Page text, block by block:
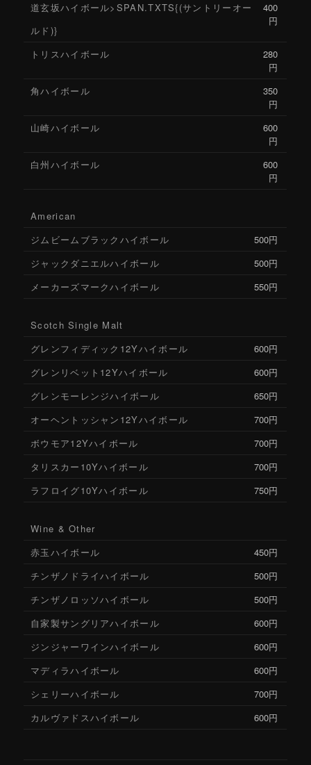
へ
移
動
道玄坂ハイボール>SPAN.TXTS{(サントリーオー
ルド)}
400
円
トリスハイボール
280
円
角ハイボール
350
円
山崎ハイボール
600
円
白州ハイボール
600
円
American
ジムビームブラックハイボール
500円
ジャックダニエルハイボール
500円
メーカーズマークハイボール
550円
Scotch Single Malt
グレンフィディック12Yハイボール
600円
グレンリベット12Yハイボール
600円
グレンモーレンジハイボール
650円
オーヘントッシャン12Yハイボール
700円
ボウモア12Yハイボール
700円
タリスカー10Yハイボール
700円
ラフロイグ10Yハイボール
750円
Wine & Other
赤玉ハイボール
450円
チンザノドライハイボール
500円
チンザノロッソハイボール
500円
自家製サングリアハイボール
600円
ジンジャーワインハイボール
600円
マディラハイボール
600円
シェリーハイボール
700円
カルヴァドスハイボール
600円